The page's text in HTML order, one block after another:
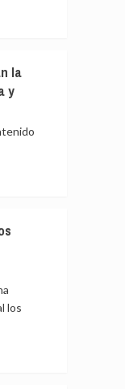
la
y
los